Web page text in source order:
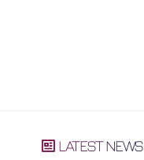
LATEST NEWS